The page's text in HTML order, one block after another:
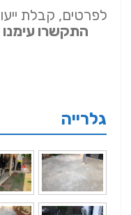
לפרטים, קבלת
התקשרו עימנו
גלרייה